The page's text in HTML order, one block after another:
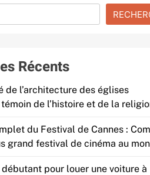
Récents
de l’architecture des églises
de l’histoire et de la
du Festival de Cannes :
grand festival de cinéma au
pour louer une voiture à